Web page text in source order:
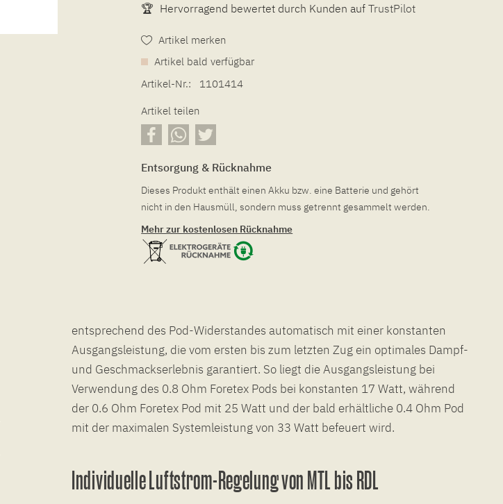
🏆 Hervorragend bewertet durch Kunden aufTrustPilot
Artikel merken
Artikel bald verfügbar
Artikel-Nr.:
1101414
Artikel teilen
Entsorgung & Rücknahme
Dieses Produkt enthält einen Akku bzw. eine Batterie und gehört
nicht in den Hausmüll, sondern muss getrennt gesammelt werden.
Mehr zur kostenlosen Rücknahme
entsprechend des Pod-Widerstandes automatisch mit einer konstanten
Ausgangsleistung, die vom ersten bis zum letzten Zug ein optimales Dampf-
und Geschmackserlebnis garantiert. So liegt die Ausgangsleistung bei
Verwendung des 0.8 Ohm Foretex Pods bei konstanten 17 Watt, während
der 0.6 Ohm Foretex Pod mit 25 Watt und der bald erhältliche 0.4 Ohm Pod
mit der maximalen Systemleistung von 33 Watt befeuert wird.
Individuelle Luftstrom-Regelung von MTL bis RDL